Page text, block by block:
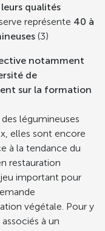
qualités
représente 40 à
(3)
notamment
de
sur la formation
des légumineuses
elles sont encore
à la tendance du
restauration
important pour
végétale. Pour y
à un